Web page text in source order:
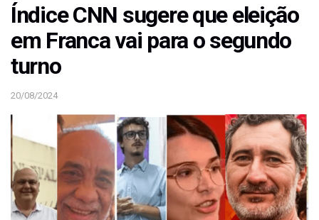
Índice CNN sugere que eleição
em Franca vai para o segundo
turno
20/08/2024